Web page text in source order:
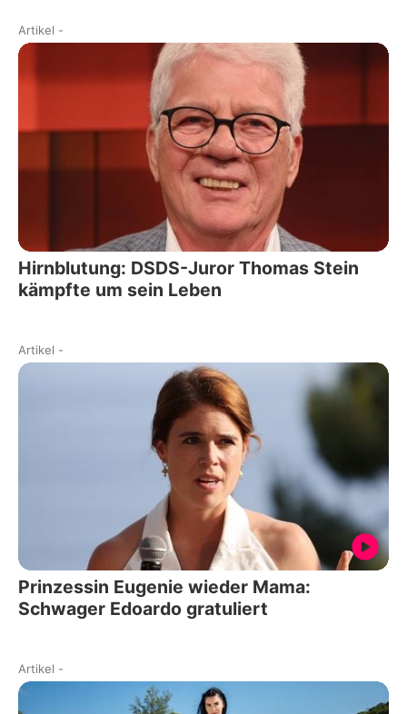
Artikel -
Hirnblutung: DSDS-Juror Thomas Stein
kämpfte um sein Leben
Artikel -
Prinzessin Eugenie wieder Mama:
Schwager Edoardo gratuliert
Artikel -